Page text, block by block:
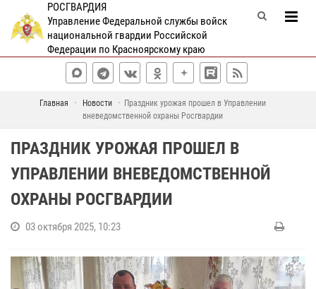
РОСГВАРДИЯ
Управление Федеральной службы войск
национальной гвардии Российской
Федерации по Красноярскому краю
Главная Новости
Праздник урожая прошел в Управлении
вневедомственной охраны Росгвардии
ПРАЗДНИК УРОЖАЯ ПРОШЕЛ В
УПРАВЛЕНИИ ВНЕВЕДОМСТВЕННОЙ
ОХРАНЫ РОСГВАРДИИ
03 октября 2025, 10:23